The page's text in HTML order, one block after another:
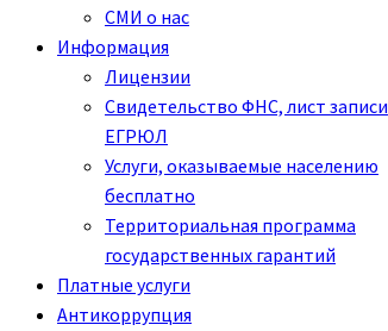
СМИ о нас
Информация
Лицензии
Свидетельство ФНС, лист записи
ЕГРЮЛ
Услуги, оказываемые населению
бесплатно
Территориальная программа
государственных гарантий
Платные услуги
Антикоррупция